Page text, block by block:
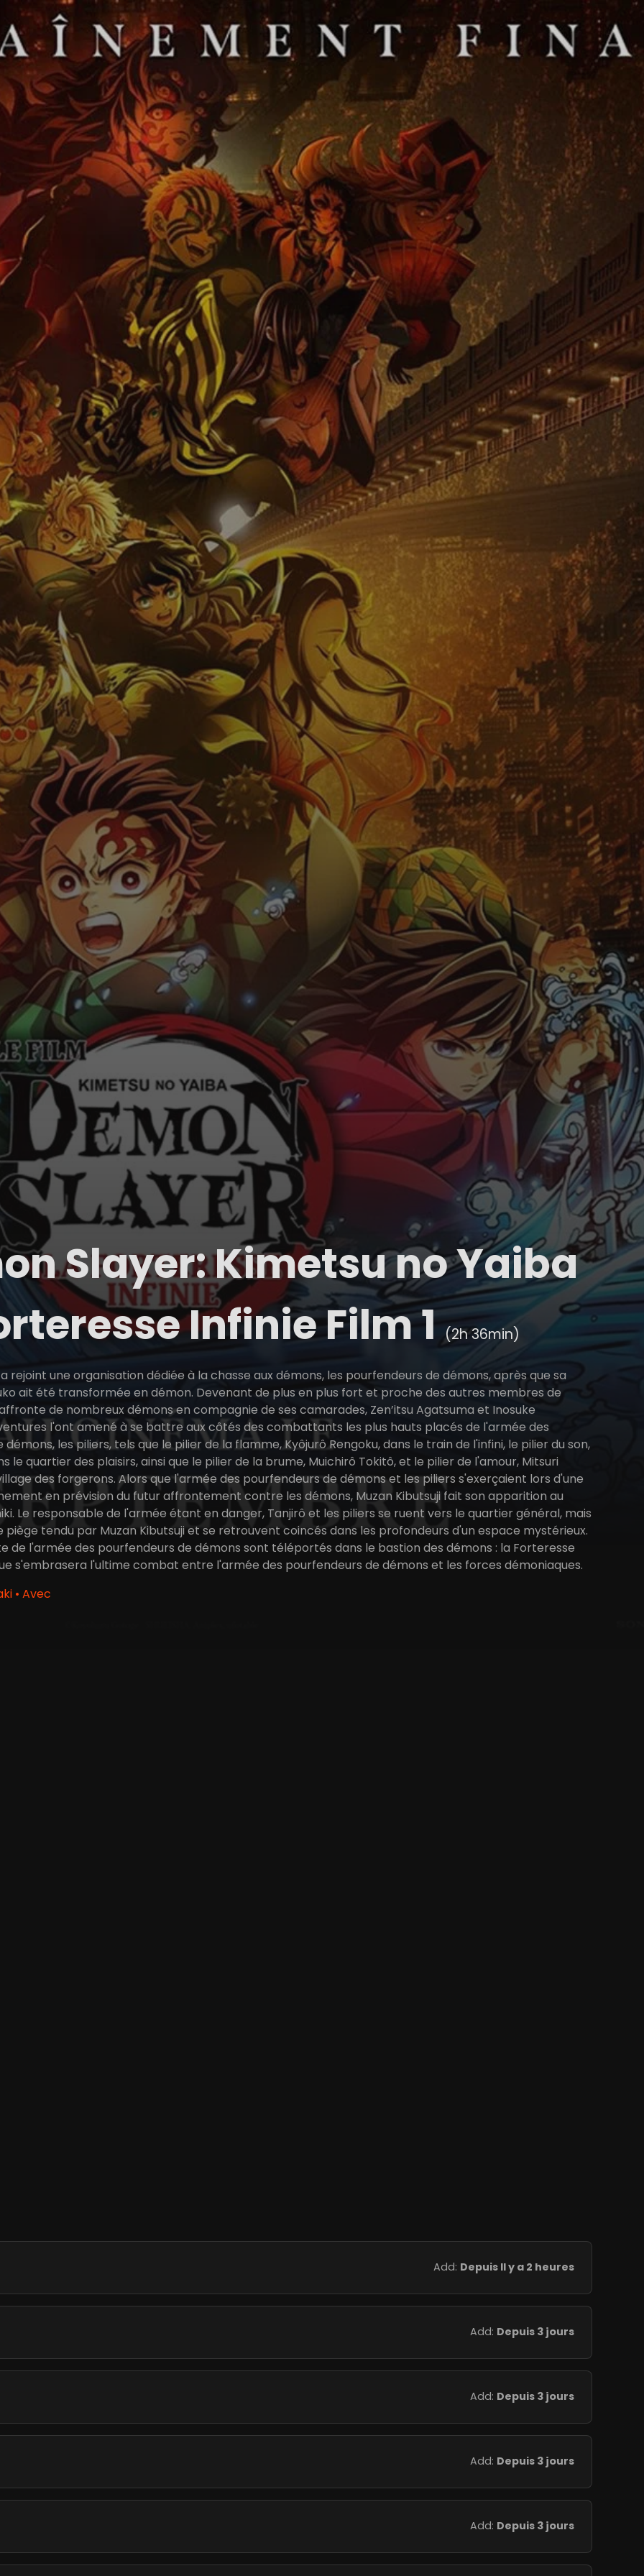
Slayer: Kimetsu no Yaiba
Infinie Film 1(2h 36min)
rejoint une organisation dédiée à la chasse aux démons, les pourfendeurs de démons, après que sa
ait été transformée en démon. Devenant de plus en plus fort et proche des autres membres de
de nombreux démons en compagnie de ses camarades, Zen’itsu Agatsuma et Inosuke
l'ont amené à se battre aux côtés des combattants les plus hauts placés de l'armée des
les piliers, tels que le pilier de la flamme, Kyôjurô Rengoku, dans le train de l'infini, le pilier du son,
le quartier des plaisirs, ainsi que le pilier de la brume, Muichirô Tokitô, et le pilier de l'amour, Mitsuri
des forgerons. Alors que l'armée des pourfendeurs de démons et les piliers s'exerçaient lors d'une
en prévision du futur affrontement contre les démons, Muzan Kibutsuji fait son apparition au
Le responsable de l'armée étant en danger, Tanjirô et les piliers se ruent vers le quartier général, mais
tendu par Muzan Kibutsuji et se retrouvent coincés dans les profondeurs d'un espace mystérieux.
de l'armée des pourfendeurs de démons sont téléportés dans le bastion des démons : la Forteresse
s'embrasera l'ultime combat entre l'armée des pourfendeurs de démons et les forces démoniaques.
• Avec
Add: Depuis Il y a 2 heures
Add: Depuis 3 jours
Add: Depuis 3 jours
Add: Depuis 3 jours
Add: Depuis 3 jours